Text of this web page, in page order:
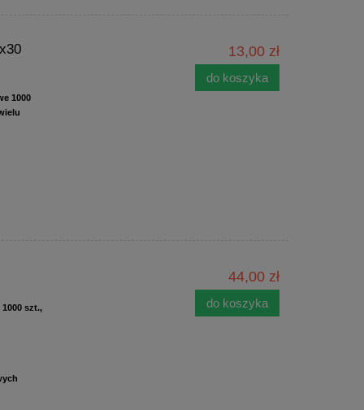
1000
13,00 zł
do koszyka
szt.,
44,00 zł
do koszyka